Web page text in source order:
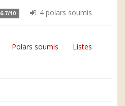
6.7/10 4 polars soumis
Polars soumis Listes